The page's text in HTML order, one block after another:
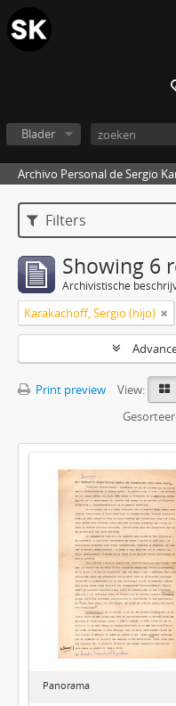
Blader
Archivo Personal de Sergio
Filters
Showing 6
Archivistische
Karakachoff, Sergio (hijo)
Print preview
View:
Panorama